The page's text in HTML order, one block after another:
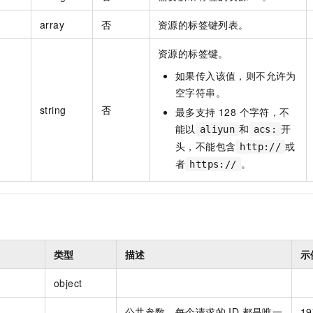
array 否 资源的标签键列表。
string 否
资源的标签键。
如果传入该值，则不允许为
空字符串。
最多支持 128 个字符，不
能以
aliyun 和 acs: 开
头，不能包含 http:// 或
者 https:// 。
类型 描述 示
object